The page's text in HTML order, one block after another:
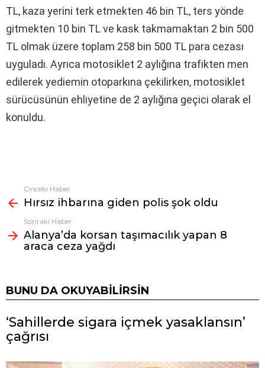
TL, kaza yerini terk etmekten 46 bin TL, ters yönde
gitmekten 10 bin TL ve kask takmamaktan 2 bin 500
TL olmak üzere toplam 258 bin 500 TL para cezası
uyguladı. Ayrıca motosiklet 2 aylığına trafikten men
edilerek yediemin otoparkına çekilirken, motosiklet
sürücüsünün ehliyetine de 2 aylığına geçici olarak el
konuldu.
Fazlasına
bak
Önceki Haber
Hırsız ihbarına giden polis şok oldu
Sonraki Haber
Alanya’da korsan taşımacılık yapan 8
araca ceza yağdı
BUNU DA OKUYABILIRSIN
‘Sahillerde sigara içmek yasaklansın’
çağrısı